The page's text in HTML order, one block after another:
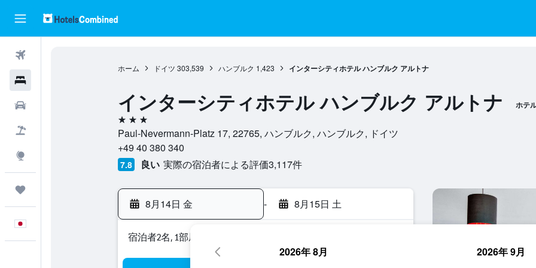
ホーム ドイツ 303,539 ハンブルク 1,423 インターシティホテル ハンブルク アルトナ
インターシティホテル ハンブルク アルトナ ホテ
3つ星
Paul-Nevermann-Platz 17, 22765, ハンブルク, ハンブルク, ドイツ
+49 40 380 340
7.8 良い 実際の宿泊者による評価3,117​件
8月14日 金 - 8月15日 土
宿泊者2名, 1​部屋
2026年 8月 2026年 9月